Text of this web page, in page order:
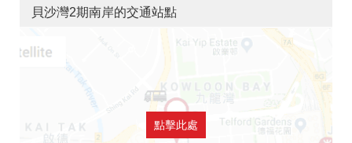
貝沙灣2期南岸的交通站點
點擊此處